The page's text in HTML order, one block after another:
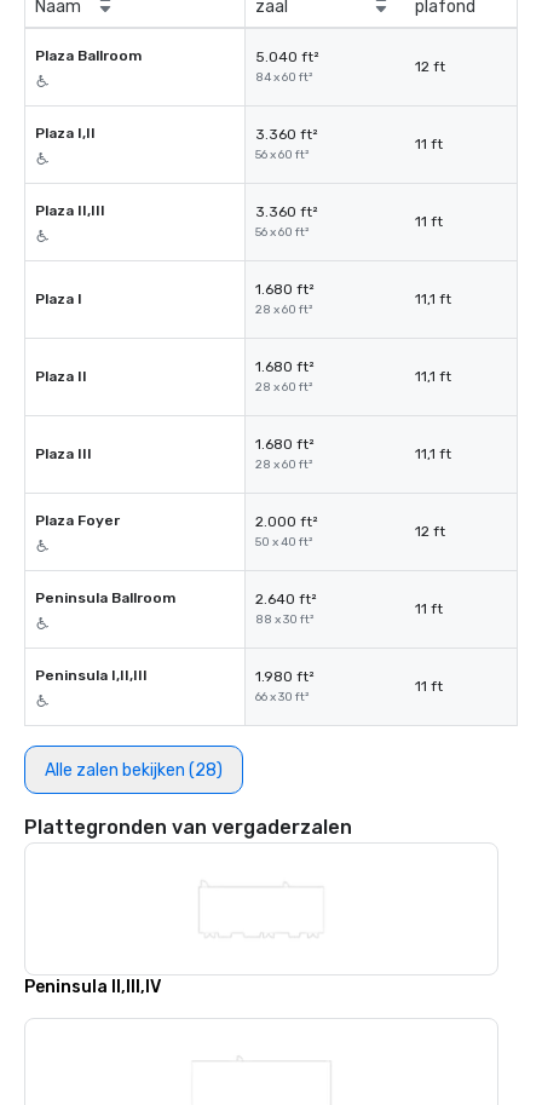
Naam zaal plafond
Plaza Ballroom 5.040 ft²
84 x 60 ft²
12 ft
Plaza I,II 3.360 ft²
56 x 60 ft²
11 ft
Plaza II,III 3.360 ft²
56 x 60 ft²
11 ft
Plaza I
1.680 ft²
28 x 60 ft²
11,1 ft
Plaza II
1.680 ft²
28 x 60 ft²
11,1 ft
Plaza III
1.680 ft²
28 x 60 ft²
11,1 ft
Plaza Foyer 2.000 ft²
50 x 40 ft²
12 ft
Peninsula Ballroom 2.640 ft²
88 x 30 ft²
11 ft
Peninsula I,II,III 1.980 ft²
66 x 30 ft²
11 ft
Alle zalen bekijken (28)
Plattegronden van vergaderzalen
Peninsula II,III,IV